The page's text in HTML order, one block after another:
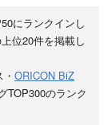
にランクインし
位20件を掲載し
ORICON BiZ
TOP300のランク